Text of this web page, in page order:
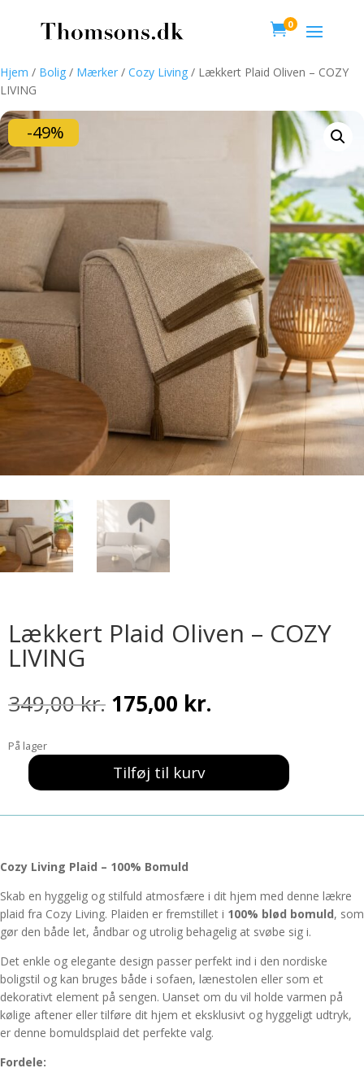
0
Hjem / Bolig / Mærker / Cozy Living / Lækkert Plaid Oliven – COZY
LIVING
-49%
Lækkert Plaid Oliven – COZY
LIVING
349,00kr. Den
oprindelige
var:
349,00 kr..
175,00 kr.
er:
175,00 kr..
På lager
Lækkert
Oliven
LIVING
antal
Tilføj til kurv
Cozy Living Plaid – 100% Bomuld
Skab en hyggelig og stilfuld atmosfære i dit hjem med denne lækre
plaid fra Cozy Living. Plaiden er fremstillet i 100% blød bomuld, som
gør den både let, åndbar og utrolig behagelig at svøbe sig i.
Det enkle og elegante design passer perfekt ind i den nordiske
boligstil og kan bruges både i sofaen, lænestolen eller som et
dekorativt element på sengen. Uanset om du vil holde varmen på
kølige aftener eller tilføre dit hjem et eksklusivt og hyggeligt udtryk,
er denne bomuldsplaid det perfekte valg.
Fordele: